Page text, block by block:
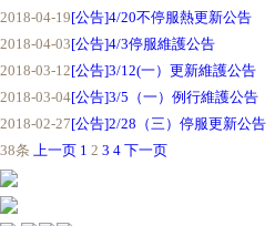
2018-04-19[公告]4/20不停服熱更新公告
2018-04-03[公告]4/3停服維護公告
2018-03-12[公告]3/12(一）更新維護公告
2018-03-04[公告]3/5（一）例行維護公告
2018-02-27[公告]2/28（三）停服更新公告
38条 上一页 1 2 3 4 下一页